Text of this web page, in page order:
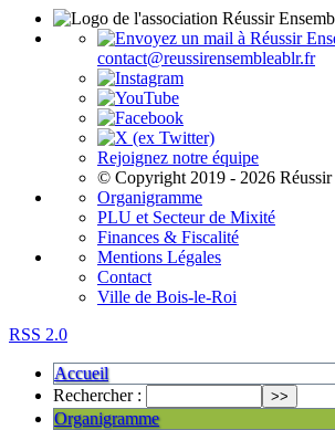
contact@reussirensembleablr.fr
Rejoignez notre équipe
© Copyright 2019 - 2026 Réussir
Organigramme
PLU et Secteur de Mixité
Finances & Fiscalité
Mentions Légales
Contact
Ville de Bois-le-Roi
RSS 2.0
Accueil
Rechercher :
Organigramme